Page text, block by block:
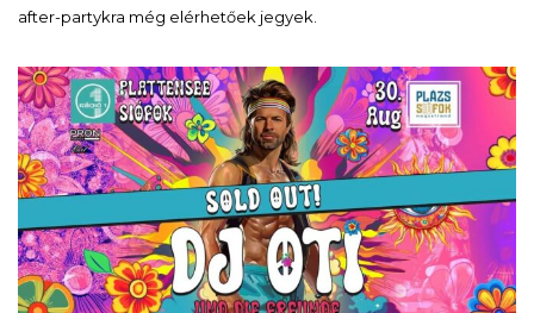
after-partykra még elérhetőek jegyek.